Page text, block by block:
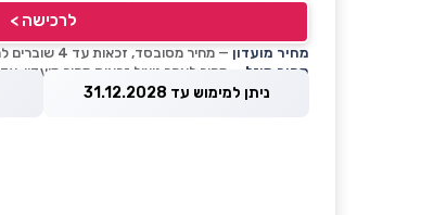
לרכישה >
מחיר מועדון — מחיר מסובסד, זכאות עד 4 שוברים לחודש קלנדרי
מחיר מוזל — מחיר לאחר ניצול זכאות מחיר מועדון, עד 5 שוברים לחודש קלנדרי
ניתן למימוש עד 31.12.2028